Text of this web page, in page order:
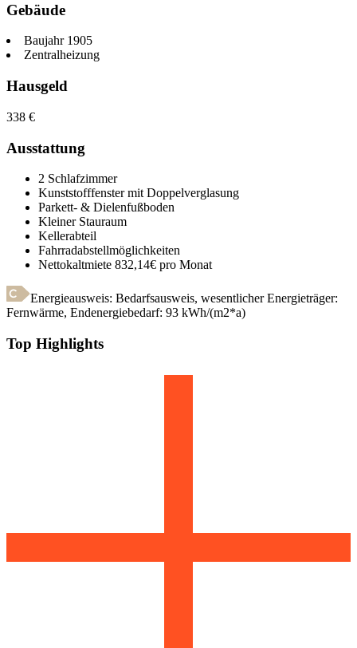
Gebäude
Baujahr 1905
Zentralheizung
Hausgeld
338 €
Ausstattung
2 Schlafzimmer
Kunststofffenster mit Doppelverglasung
Parkett- & Dielenfußboden
Kleiner Stauraum
Kellerabteil
Fahrradabstellmöglichkeiten
Nettokaltmiete 832,14€ pro Monat
Energieausweis: Bedarfsausweis, wesentlicher Energieträger:
Fernwärme, Endenergiebedarf: 93 kWh/(m2*a)
Top Highlights